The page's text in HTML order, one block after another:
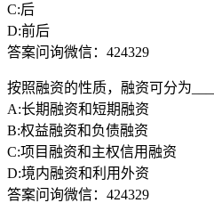
C:后
D:前后
答案问询微信：424329
按照融资的性质，融资可分为____
A:长期融资和短期融资
B:权益融资和负债融资
C:项目融资和主权信用融资
D:境内融资和利用外资
答案问询微信：424329